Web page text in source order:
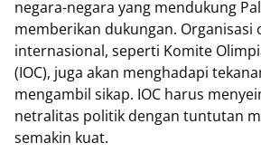
negara-negara yang mendukung
memberikan dukungan. Organisasi
internasional, seperti Komite
(IOC), juga akan menghadapi
mengambil sikap. IOC harus
netralitas politik dengan tuntutan
semakin kuat.